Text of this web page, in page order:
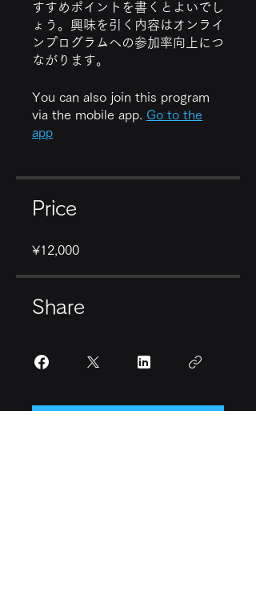
すすめポイントを書くとよいでし
ょう。興味を引く内容はオンライ
ンプログラムへの参加率向上につ
ながります。
You can also join this program
via the mobile app.
Go to the
app
Price
¥12,000
Share